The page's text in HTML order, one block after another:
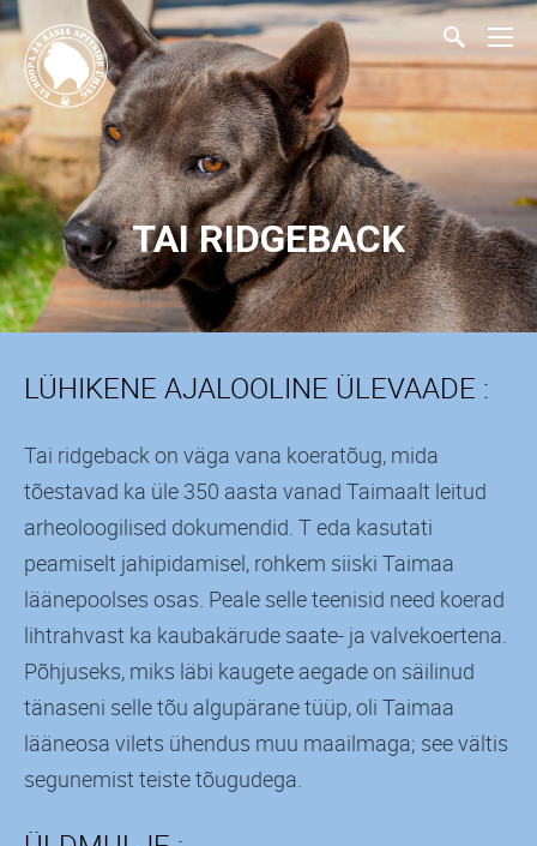
TAI RIDGEBACK
LÜHIKENE AJALOOLINE ÜLEVAADE :
Tai ridgeback on väga vana koeratõug, mida
tõestavad ka üle 350 aasta vanad Taimaalt leitud
arheoloogilised dokumendid. T eda kasutati
peamiselt jahipidamisel, rohkem siiski Taimaa
läänepoolses osas. Peale selle teenisid need koerad
lihtrahvast ka kaubakärude saate- ja valvekoertena.
Põhjuseks, miks läbi kaugete aegade on säilinud
tänaseni selle tõu algupärane tüüp, oli Taimaa
lääneosa vilets ühendus muu maailmaga; see vältis
segunemist teiste tõugudega.